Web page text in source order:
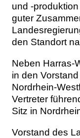
und -
guter
den Standort
Neben Harras-
in den
Nordrhein-
Vertreter
Sitz in
Vorstand des